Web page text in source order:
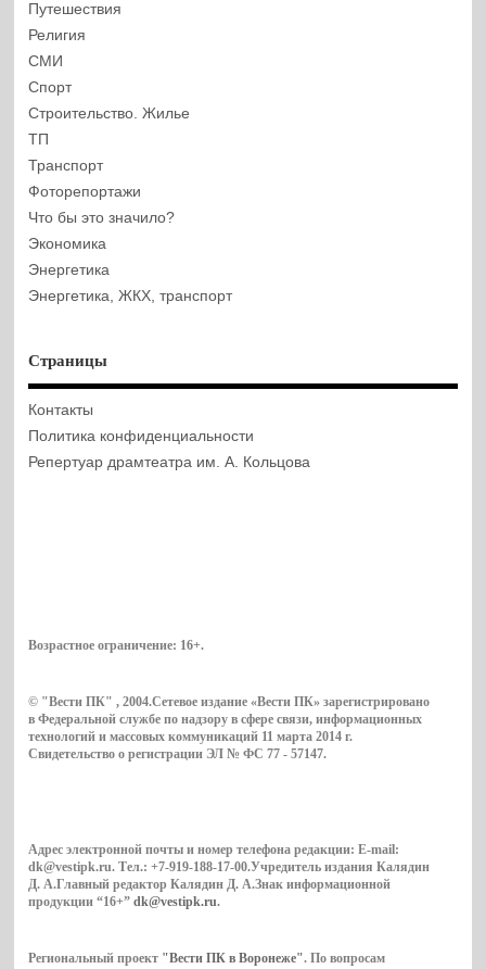
Путешествия
Религия
СМИ
Спорт
Строительство. Жилье
ТП
Транспорт
Фоторепортажи
Что бы это значило?
Экономика
Энергетика
Энергетика, ЖКХ, транспорт
Страницы
Контакты
Политика конфиденциальности
Репертуар драмтеатра им. А. Кольцова
Возрастное ограничение: 16+.
© "Вести ПК" , 2004.Сетевое издание «Вести ПК» зарегистрировано
в Федеральной службе по надзору в сфере связи, информационных
технологий и массовых коммуникаций 11 марта 2014 г.
Свидетельство о регистрации ЭЛ № ФС 77 - 57147.
Адрес электронной почты и номер телефона редакции: E-mail:
dk@vestipk.ru. Тел.: +7-919-188-17-00.Учредитель издания Калядин
Д. А.Главный редактор Калядин Д. А.Знак информационной
продукции “16+”dk@vestipk.ru.
Региональный проект "Вести ПК в Воронеже". По вопросам